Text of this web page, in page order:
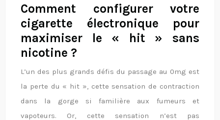
Comment configurer votre
cigarette électronique pour
maximiser le « hit » sans
nicotine ?
L’un des plus grands défis du passage au 0mg est
la perte du « hit », cette sensation de contraction
dans la gorge si familière aux fumeurs et
vapoteurs. Or, cette sensation n’est pas